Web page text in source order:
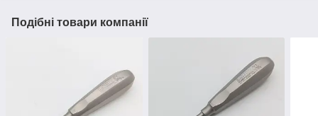
Подібні товари компанії